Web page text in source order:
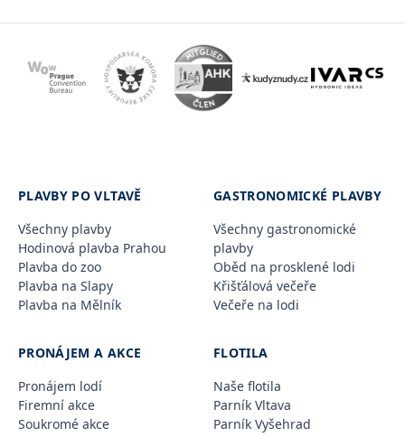
PLAVBY PO VLTAVĚ
Všechny plavby
Hodinová plavba Prahou
Plavba do zoo
Plavba na Slapy
Plavba na Mělník
GASTRONOMICKÉ PLAVBY
Všechny gastronomické
plavby
Oběd na prosklené lodi
Křišťálová večeře
Večeře na lodi
PRONÁJEM A AKCE
Pronájem lodí
Firemní akce
Soukromé akce
FLOTILA
Naše flotila
Parník Vltava
Parník Vyšehrad